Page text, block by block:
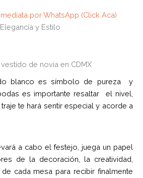
por WhatsApp (Click Aca)
Elegancía y Estilo
vestido de novia en CDMX
blanco es símbolo de pureza y
es importante resaltar el nivel,
te hará sentir especial y acorde a
a cabo el festejo, juega un papel
de la decoración, la creatividad,
cada mesa para recibir finalmente